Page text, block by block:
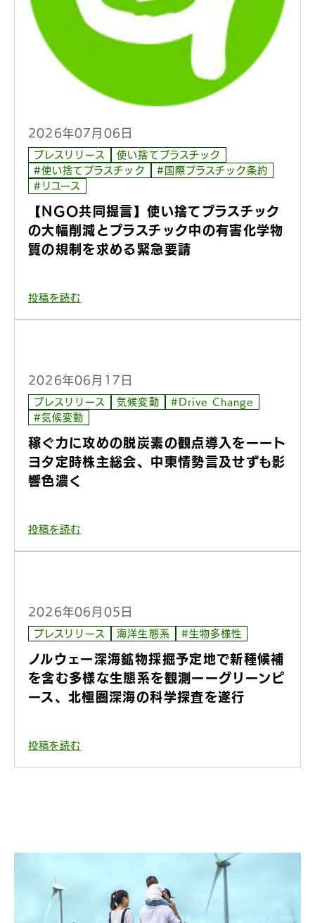
2026年07月06日
プレスリリース
使い捨てプラスチック
#使い捨てプラスチック
#国際プラスチック条約
#リユース
【NGO共同提言】使い捨てプラスチック
の大幅削減とプラスチック中の有害化学物
質の規制を求める緊急要請
投稿を読む
2026年06月17日
プレスリリース 気候変動
#Drive Change
#気候変動
稼ぐ力に攻めの脱炭素の観点導入をーート
ヨタ定時株主総会、中東情勢言及せずも影
響色濃く
投稿を読む
2026年06月05日
プレスリリース 海洋生態系 #生物多様性
ノルウェー深海鉱物採掘予定地で新種候補
を含む多様な生態系を観測ーーグリーンピ
ース、北極圏深海の科学探査を遂行
投稿を読む